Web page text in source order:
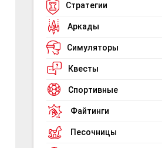
Стратегии
Аркады
Симуляторы
Квесты
Спортивные
Файтинги
Песочницы